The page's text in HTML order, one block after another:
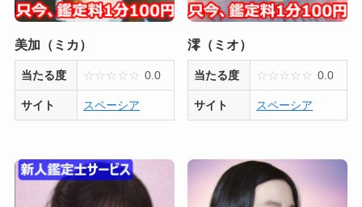
美加（ミカ）
当たる度 ☆ ☆ ☆ ☆ ☆ 0.0
サイト スペーシア
澪（ミオ）
当たる度 ☆ ☆ ☆ ☆ ☆ 0.0
サイト スペーシア